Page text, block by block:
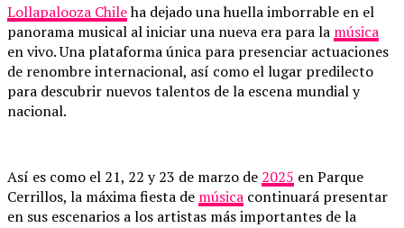
Lollapalooza Chileha dejado una huella imborrable en el
panorama musical al iniciar una nueva era para la música
en vivo. Una plataforma única para presenciar actuaciones
de renombre internacional, así como el lugar predilecto
para descubrir nuevos talentos de la escena mundial y
nacional.
Así es como el 21, 22 y 23 de marzo de 2025 en Parque
Cerrillos, la máxima fiesta de música continuará presentar
en sus escenarios a los artistas más importantes de la